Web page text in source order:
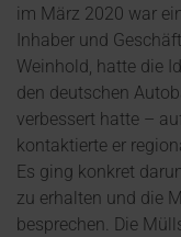
im März 2020 war
Inhaber und
Weinhold, hatte die
den deutschen
verbessert hatte –
kontaktierte er
Es ging konkret
zu erhalten und die
besprechen. Die